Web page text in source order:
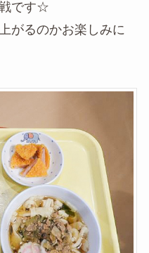
です☆
がるのかお楽しみに